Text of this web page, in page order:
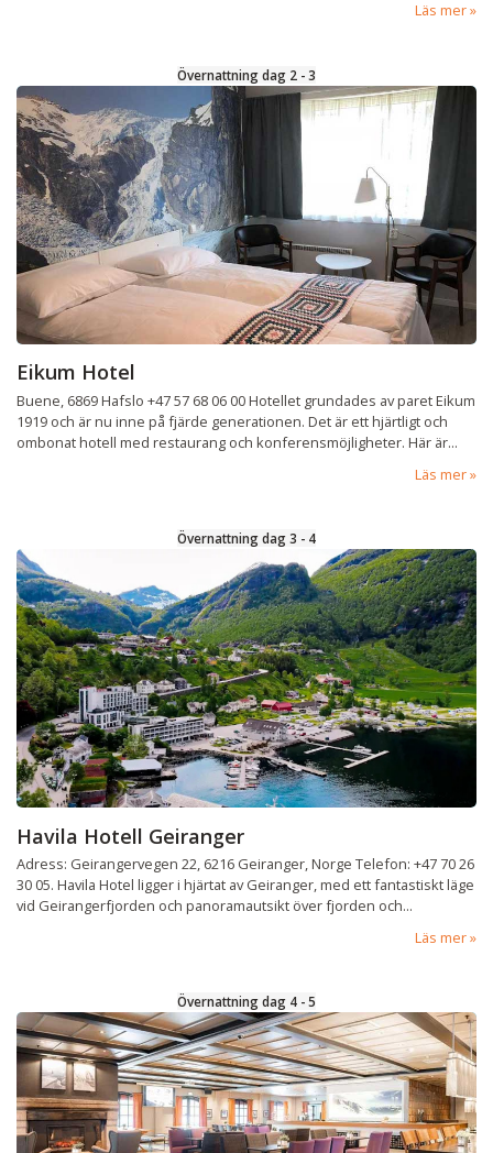
Läs mer
Övernattning dag 2 - 3
Eikum Hotel
Buene, 6869 Hafslo +47 57 68 06 00 Hotellet grundades av paret Eikum
1919 och är nu inne på fjärde generationen. Det är ett hjärtligt och
ombonat hotell med restaurang och konferensmöjligheter. Här är...
Läs mer
Övernattning dag 3 - 4
Havila Hotell Geiranger
Adress: Geirangervegen 22, 6216 Geiranger, Norge Telefon: +47 70 26
30 05. Havila Hotel ligger i hjärtat av Geiranger, med ett fantastiskt läge
vid Geirangerfjorden och panoramautsikt över fjorden och...
Läs mer
Övernattning dag 4 - 5